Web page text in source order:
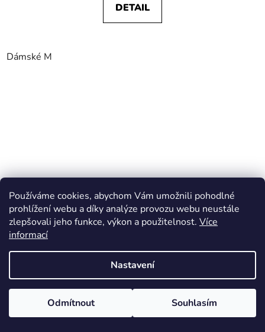
Používáme cookies, abychom Vám umožnili pohodlné
prohlížení webu a díky analýze provozu webu neustále
zlepšovali jeho funkce, výkon a použitelnost. Více
informací
Nastavení
Odmítnout Souhlasím
DETAIL
Dámské M